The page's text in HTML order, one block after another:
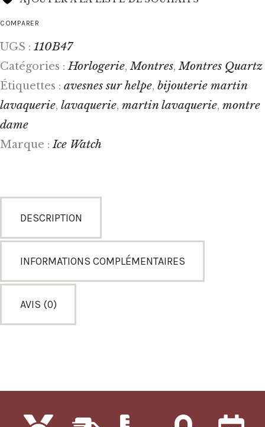
COMPARER
UGS : 110B47
Catégories :Horlogerie,Montres,Montres Quartz
Étiquettes : avesnes sur helpe, bijouterie martin
lavaquerie, lavaquerie, martin lavaquerie, montre
dame
Marque :Ice Watch
DESCRIPTION
INFORMATIONS COMPLÉMENTAIRES
AVIS (0)